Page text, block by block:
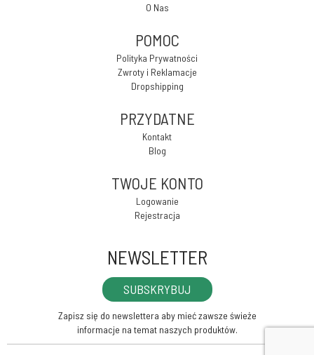
O Nas
POMOC
Polityka Prywatności
Zwroty i Reklamacje
Dropshipping
PRZYDATNE
Kontakt
Blog
TWOJE KONTO
Logowanie
Rejestracja
NEWSLETTER
SUBSKRYBUJ
Zapisz się do newslettera aby mieć zawsze świeże
informacje na temat naszych produktów.